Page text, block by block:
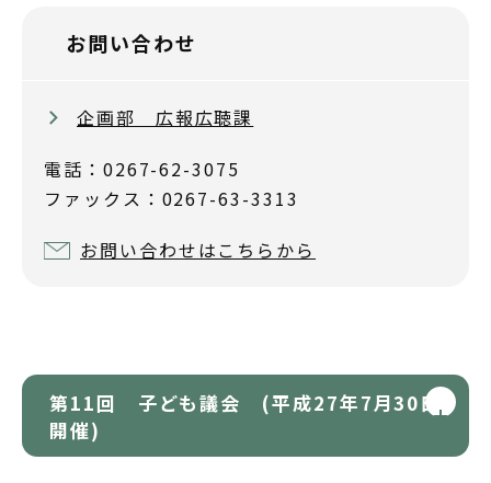
お問い合わせ
企画部 広報広聴課
電話：0267-62-3075
ファックス：0267-63-3313
お問い合わせはこちらから
第11回 子ども議会 (平成27年7月30日
開催)